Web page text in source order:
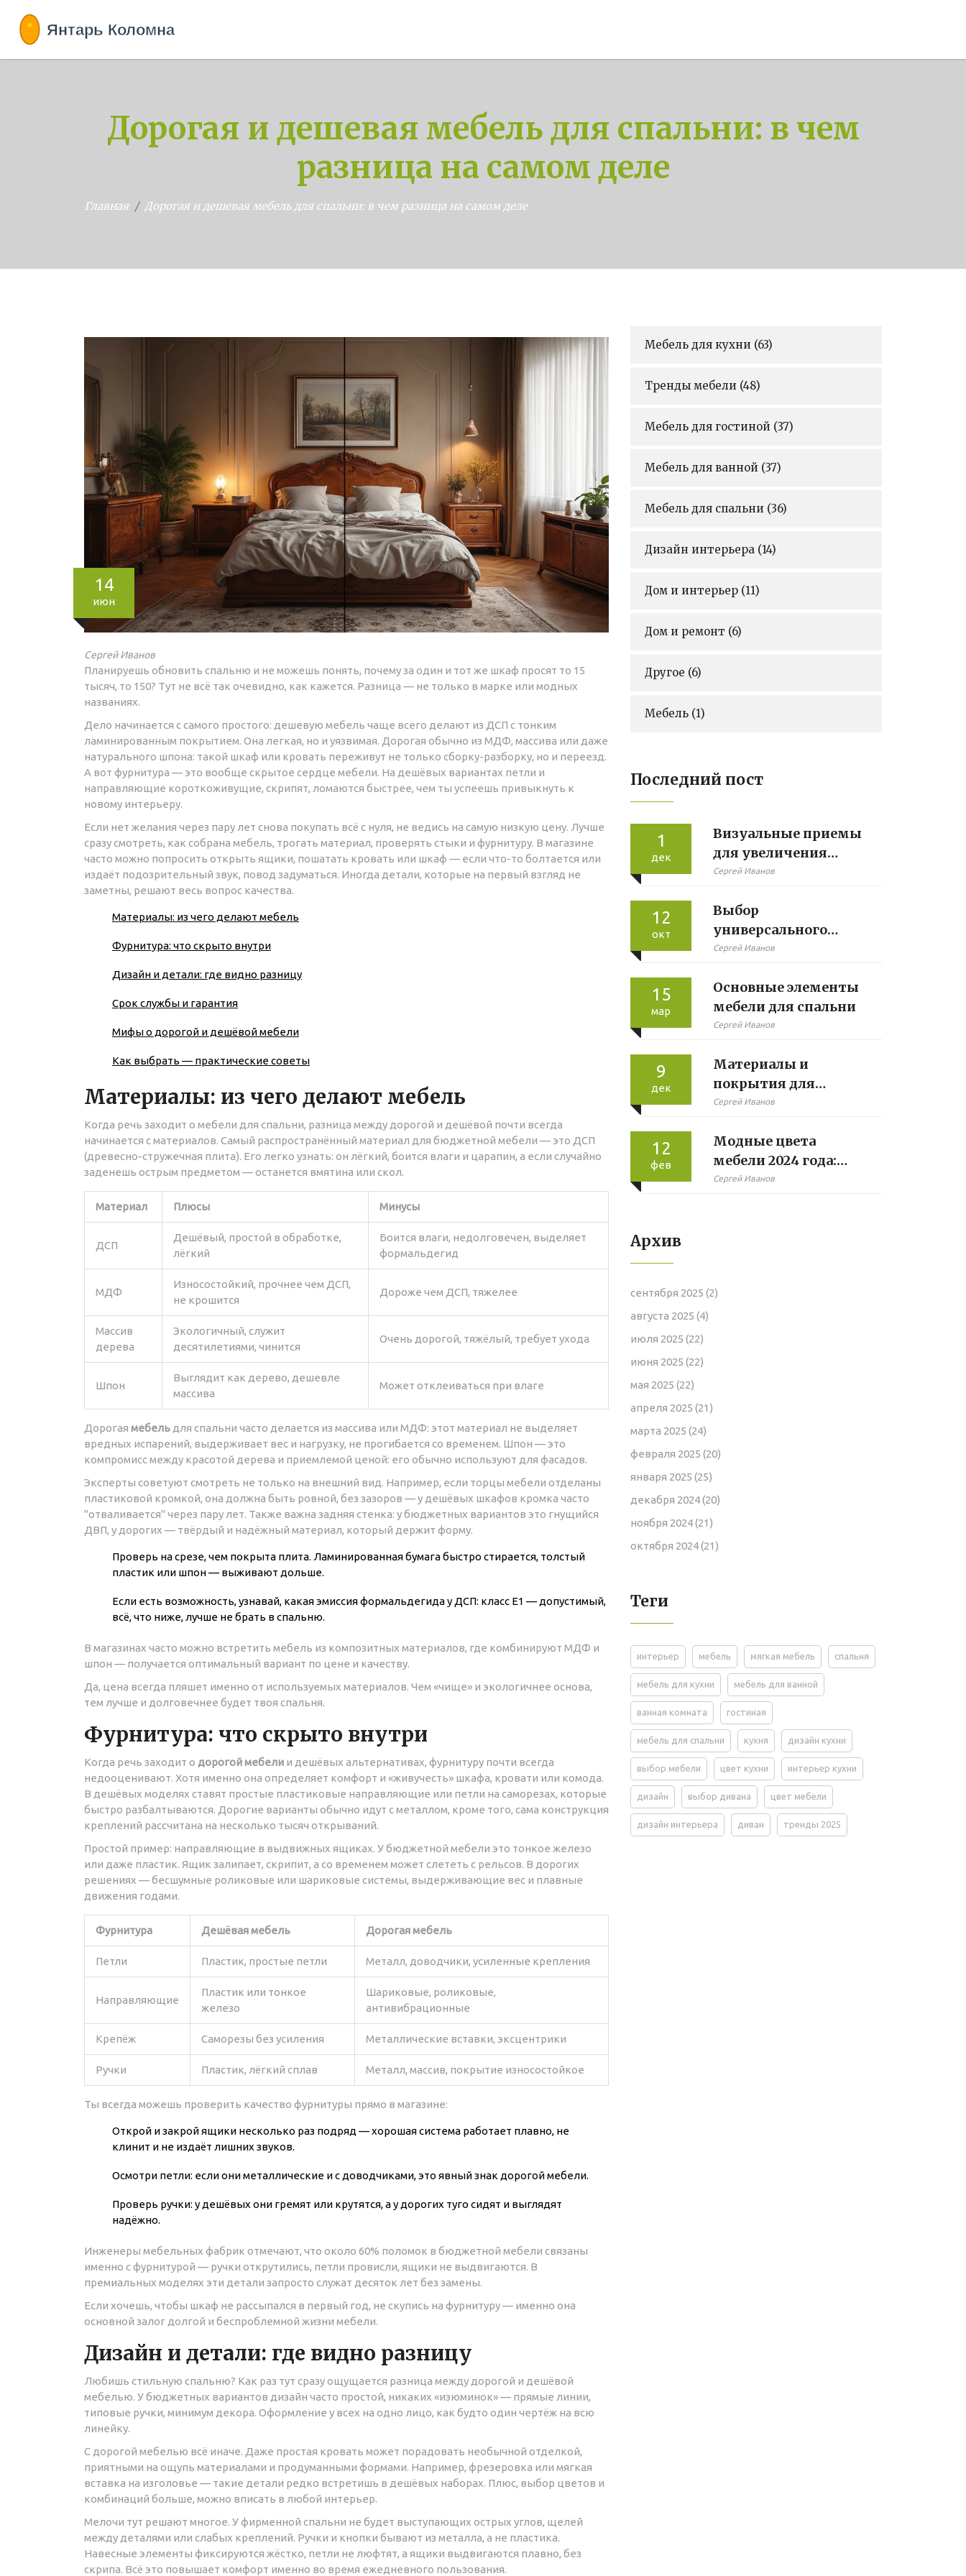
Дорогая и дешевая мебель для спальни: в чем
разница на самом деле
Главная Дорогая и дешевая мебель для спальни: в чем разница на самом деле
14
июн
Сергей Иванов
Планируешь обновить спальню и не можешь понять, почему за один и тот же шкаф просят то 15
тысяч, то 150? Тут не всё так очевидно, как кажется. Разница — не только в марке или модных
названиях.
Дело начинается с самого простого: дешевую мебель чаще всего делают из ДСП с тонким
ламинированным покрытием. Она легкая, но и уязвимая. Дорогая обычно из МДФ, массива или даже
натурального шпона: такой шкаф или кровать переживут не только сборку-разборку, но и переезд.
А вот фурнитура — это вообще скрытое сердце мебели. На дешёвых вариантах петли и
направляющие короткоживущие, скрипят, ломаются быстрее, чем ты успеешь привыкнуть к
новому интерьеру.
Если нет желания через пару лет снова покупать всё с нуля, не ведись на самую низкую цену. Лучше
сразу смотреть, как собрана мебель, трогать материал, проверять стыки и фурнитуру. В магазине
часто можно попросить открыть ящики, пошатать кровать или шкаф — если что-то болтается или
издаёт подозрительный звук, повод задуматься. Иногда детали, которые на первый взгляд не
заметны, решают весь вопрос качества.
Материалы: из чего делают мебель
Фурнитура: что скрыто внутри
Дизайн и детали: где видно разницу
Срок службы и гарантия
Мифы о дорогой и дешёвой мебели
Как выбрать — практические советы
Материалы: из чего делают мебель
Когда речь заходит о мебели для спальни, разница между дорогой и дешёвой почти всегда
начинается с материалов. Самый распространённый материал для бюджетной мебели — это ДСП
(древесно-стружечная плита). Его легко узнать: он лёгкий, боится влаги и царапин, а если случайно
заденешь острым предметом — останется вмятина или скол.
Материал Плюсы Минусы
ДСП
Дешёвый, простой в обработке,
лёгкий
Боится влаги, недолговечен, выделяет
формальдегид
МДФ
Износостойкий, прочнее чем ДСП,
не крошится
Дороже чем ДСП, тяжелее
Массив
дерева
Экологичный, служит
десятилетиями, чинится
Очень дорогой, тяжёлый, требует ухода
Шпон
Выглядит как дерево, дешевле
массива
Может отклеиваться при влаге
Дорогая мебель для спальни часто делается из массива или МДФ: этот материал не выделяет
вредных испарений, выдерживает вес и нагрузку, не прогибается со временем. Шпон — это
компромисс между красотой дерева и приемлемой ценой: его обычно используют для фасадов.
Эксперты советуют смотреть не только на внешний вид. Например, если торцы мебели отделаны
пластиковой кромкой, она должна быть ровной, без зазоров — у дешёвых шкафов кромка часто
"отваливается" через пару лет. Также важна задняя стенка: у бюджетных вариантов это гнущийся
ДВП, у дорогих — твёрдый и надёжный материал, который держит форму.
Проверь на срезе, чем покрыта плита. Ламинированная бумага быстро стирается, толстый
пластик или шпон — выживают дольше.
Если есть возможность, узнавай, какая эмиссия формальдегида у ДСП: класс E1 — допустимый,
всё, что ниже, лучше не брать в спальню.
В магазинах часто можно встретить мебель из композитных материалов, где комбинируют МДФ и
шпон — получается оптимальный вариант по цене и качеству.
Да, цена всегда пляшет именно от используемых материалов. Чем «чище» и экологичнее основа,
тем лучше и долговечнее будет твоя спальня.
Фурнитура: что скрыто внутри
Когда речь заходит о дорогой мебели и дешёвых альтернативах, фурнитуру почти всегда
недооценивают. Хотя именно она определяет комфорт и «живучесть» шкафа, кровати или комода.
В дешёвых моделях ставят простые пластиковые направляющие или петли на саморезах, которые
быстро разбалтываются. Дорогие варианты обычно идут с металлом, кроме того, сама конструкция
креплений рассчитана на несколько тысяч открываний.
Простой пример: направляющие в выдвижных ящиках. У бюджетной мебели это тонкое железо
или даже пластик. Ящик залипает, скрипит, а со временем может слететь с рельсов. В дорогих
решениях — бесшумные роликовые или шариковые системы, выдерживающие вес и плавные
движения годами.
Фурнитура Дешёвая мебель Дорогая мебель
Петли Пластик, простые петли Металл, доводчики, усиленные крепления
Направляющие
Пластик или тонкое
железо
Шариковые, роликовые,
антивибрационные
Крепёж Саморезы без усиления Металлические вставки, эксцентрики
Ручки Пластик, лёгкий сплав Металл, массив, покрытие износостойкое
Ты всегда можешь проверить качество фурнитуры прямо в магазине:
Открой и закрой ящики несколько раз подряд — хорошая система работает плавно, не
клинит и не издаёт лишних звуков.
Осмотри петли: если они металлические и с доводчиками, это явный знак дорогой мебели.
Проверь ручки: у дешёвых они гремят или крутятся, а у дорогих туго сидят и выглядят
надёжно.
Инженеры мебельных фабрик отмечают, что около 60% поломок в бюджетной мебели связаны
именно с фурнитурой — ручки открутились, петли провисли, ящики не выдвигаются. В
премиальных моделях эти детали запросто служат десяток лет без замены.
Если хочешь, чтобы шкаф не рассыпался в первый год, не скупись на фурнитуру — именно она
основной залог долгой и беспроблемной жизни мебели.
Дизайн и детали: где видно разницу
Любишь стильную спальню? Как раз тут сразу ощущается разница между дорогой и дешёвой
мебелью. У бюджетных вариантов дизайн часто простой, никаких «изюминок» — прямые линии,
типовые ручки, минимум декора. Оформление у всех на одно лицо, как будто один чертёж на всю
линейку.
С дорогой мебелью всё иначе. Даже простая кровать может порадовать необычной отделкой,
приятными на ощупь материалами и продуманными формами. Например, фрезеровка или мягкая
вставка на изголовье — такие детали редко встретишь в дешёвых наборах. Плюс, выбор цветов и
комбинаций больше, можно вписать в любой интерьер.
Мелочи тут решают многое. У фирменной спальни не будет выступающих острых углов, щелей
между деталями или слабых креплений. Ручки и кнопки бывают из металла, а не пластика.
Навесные элементы фиксируются жёстко, петли не люфтят, а ящики выдвигаются плавно, без
скрипа. Всё это повышает комфорт именно во время ежедневного пользования.
Мебель для кухни (63)
Тренды мебели (48)
Мебель для гостиной (37)
Мебель для ванной (37)
Мебель для спальни (36)
Дизайн интерьера (14)
Дом и интерьер (11)
Дом и ремонт (6)
Другое (6)
Мебель (1)
Последний пост
1
дек
Визуальные приемы
для увеличения
пространства в
Сергей Иванов
12
окт
Выбор
универсального
цвета в трендах
Сергей Иванов
15
мар
Основные элементы
мебели для спальни
Сергей Иванов
9
дек
Материалы и
покрытия для
мебели в ванной
Сергей Иванов
12
фев
Модные цвета
мебели 2024 года:
какие выбрать?
Сергей Иванов
Архив
сентября 2025 (2)
августа 2025 (4)
июля 2025 (22)
июня 2025 (22)
мая 2025 (22)
апреля 2025 (21)
марта 2025 (24)
февраля 2025 (20)
января 2025 (25)
декабря 2024(20)
ноября 2024(21)
октября 2024(21)
Теги
интерьер мебель мягкая мебель спальня
мебель для кухни мебель для ванной
ванная комната гостиная
мебель для спальни кухня дизайн кухни
выбор мебели цвет кухни интерьер кухни
дизайн выбор дивана цвет мебели
дизайн интерьера диван тренды 2025